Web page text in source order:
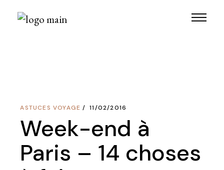
ASTUCES VOYAGE 11/02/2016
Week-end à
Paris – 14 choses